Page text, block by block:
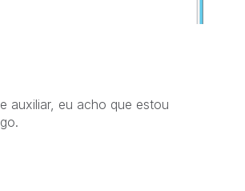
auxiliar, eu acho que estou